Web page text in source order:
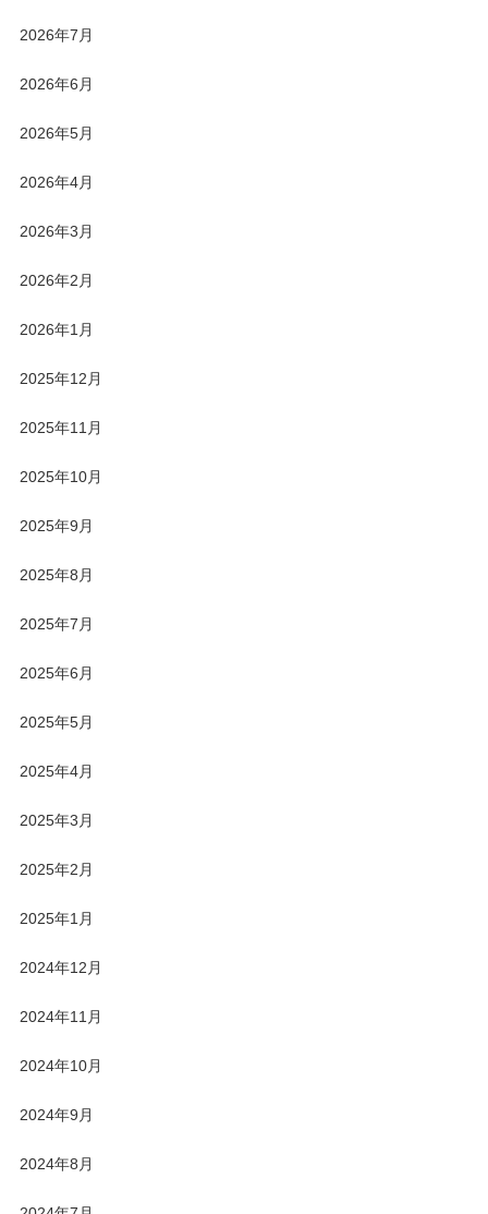
2026年7月
2026年6月
2026年5月
2026年4月
2026年3月
2026年2月
2026年1月
2025年12月
2025年11月
2025年10月
2025年9月
2025年8月
2025年7月
2025年6月
2025年5月
2025年4月
2025年3月
2025年2月
2025年1月
2024年12月
2024年11月
2024年10月
2024年9月
2024年8月